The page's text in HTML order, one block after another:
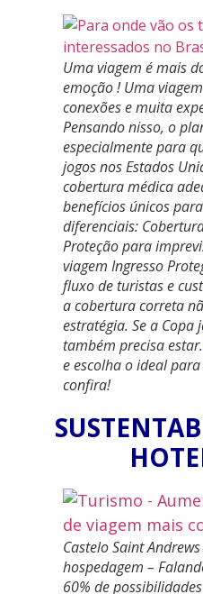
Uma viagem é mais
emoção ! Uma
conexões e muita
Pensando nisso, o
especialmente para
jogos nos Estados
cobertura médica
benefícios únicos
diferenciais:
Proteção para
viagem Ingresso
fluxo de turistas e
a cobertura correta
estratégia. Se a
também precisa estar.
e escolha o ideal
confira!
Castelo Saint
hospedagem –
60% de